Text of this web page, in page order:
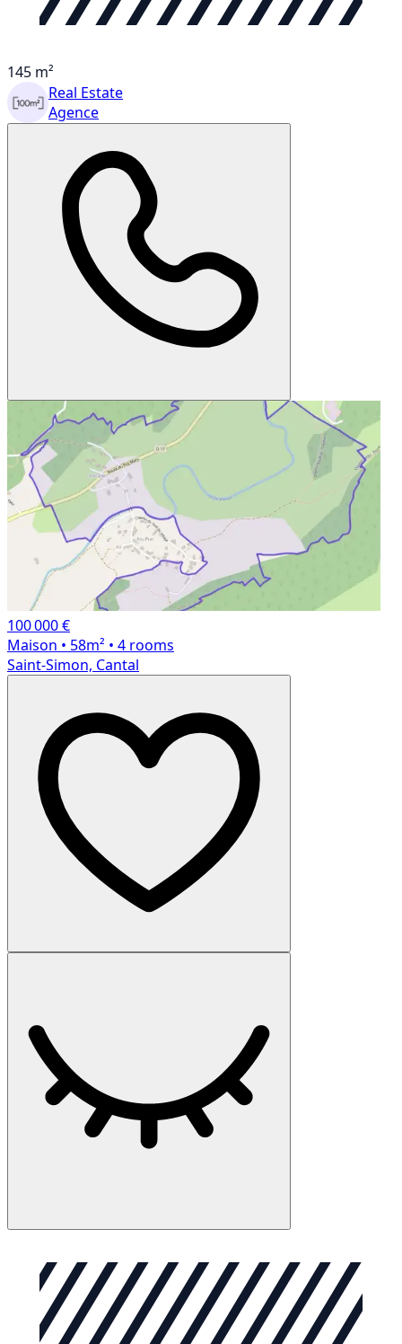
145 m²
Real Estate
Agence
100 000 €
Maison • 58m² • 4 rooms
Saint-Simon, Cantal